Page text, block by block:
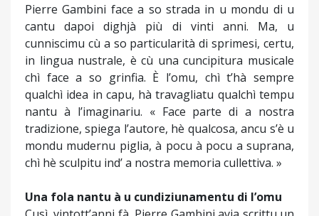
Pierre Gambini face a so strada in u mondu di u
cantu dapoi dighjà più di vinti anni. Ma, u
cunniscimu cù a so particularità di sprimesi, certu,
in lingua nustrale, è cù una cuncipitura musicale
chì face a so grinfia. È l’omu, chì t’hà sempre
qualchì idea in capu, hà travagliatu qualchì tempu
nantu à l’imaginariu. « Face parte di a nostra
tradizione, spiega l’autore, hè qualcosa, ancu s’è u
mondu mudernu piglia, à pocu à pocu a suprana,
chì hè sculpitu ind’ a nostra memoria cullettiva. »
Una fola nantu à u cundiziunamentu di l’omu